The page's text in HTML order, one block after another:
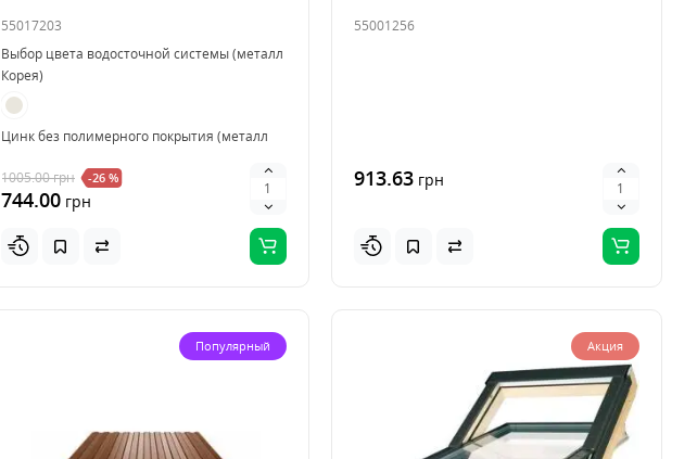
55017203
Выбор цвета водосточной системы (металл
Корея)
Цинк без полимерного покрытия (металл
Швеция)
1005.00грн -26 %
744.00грн
55001256
913.63грн
Популярный Акция